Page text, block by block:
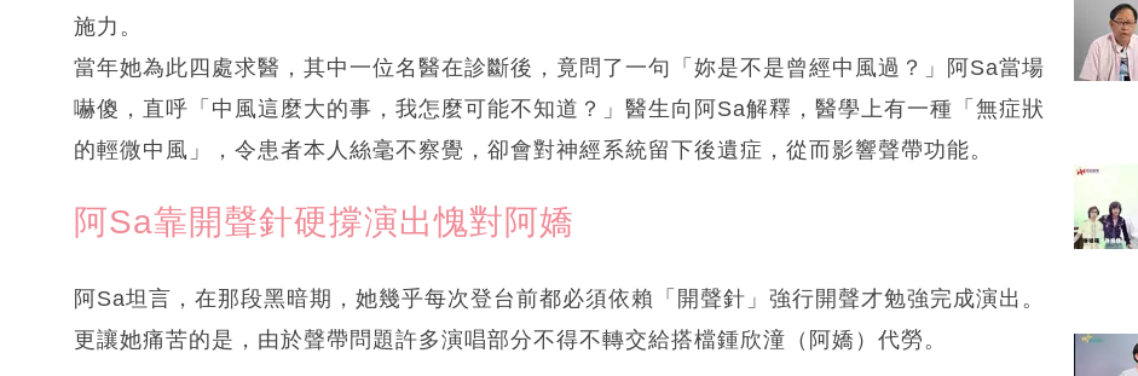
施力。
當年她為此四處求醫，其中一位名醫在診斷後，竟問了一句「妳是不是曾經中風過？」阿Sa當場
嚇傻，直呼「中風這麼大的事，我怎麼可能不知道？」醫生向阿Sa解釋，醫學上有一種「無症狀
的輕微中風」，令患者本人絲毫不察覺，卻會對神經系統留下後遺症，從而影響聲帶功能。
阿Sa靠開聲針硬撐演出愧對阿嬌
阿Sa坦言，在那段黑暗期，她幾乎每次登台前都必須依賴「開聲針」強行開聲才勉強完成演出。
更讓她痛苦的是，由於聲帶問題許多演唱部分不得不轉交給搭檔鍾欣潼（阿嬌）代勞。